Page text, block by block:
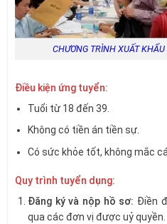
CHƯƠNG TRÌNH XUẤT
Điều kiện ứng tuyển:
Tuổi từ 18 đến 39.
Không có tiền án tiền sự.
Có sức khỏe tốt, không mắc
Quy trình tuyển dụng:
Đăng ký và nộp hồ sơ: Điền
qua các đơn vị được uỷ quyền.